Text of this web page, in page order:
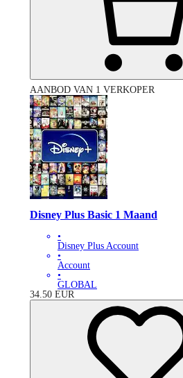
AANBOD VAN 1 VERKOPER
Disney Plus Basic 1 Maand
•
Disney Plus Account
•
Account
•
GLOBAL
34.50 EUR